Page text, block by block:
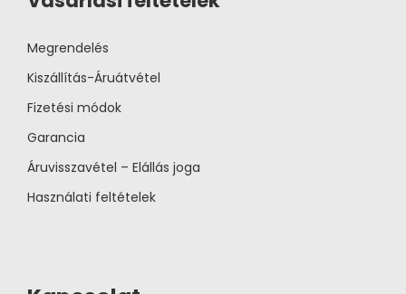
Megrendelés
Kiszállítás-Áruátvétel
Fizetési módok
Garancia
Áruvisszavétel – Elállás joga
Használati feltételek